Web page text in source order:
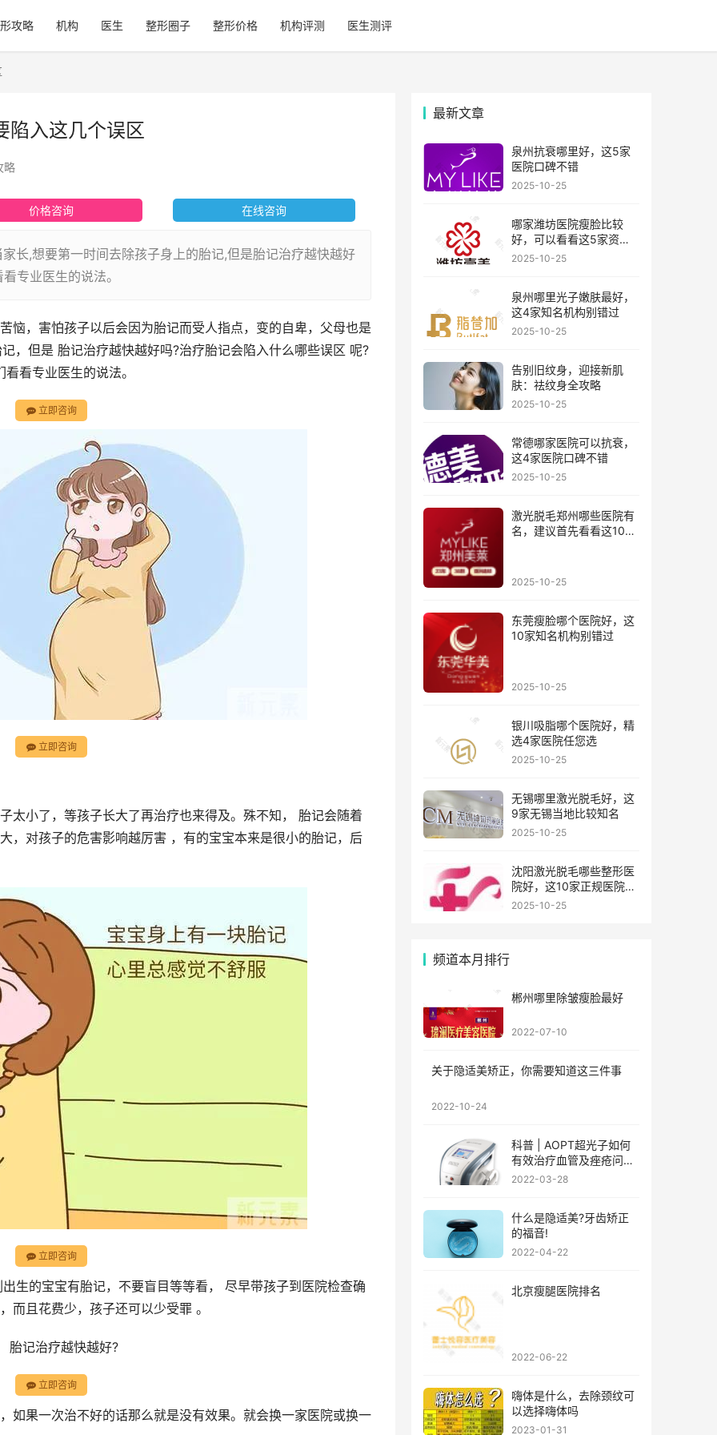
攻略 机构 医生 整形圈子 整形价格 机构评测 医生测评
陷入这几个误区
略
价格咨询 在线咨询
长,想要第一时间去除孩子身上的胎记,但是胎记治疗越快越好
专业医生的说法。
恼，害怕孩子以后会因为胎记而受人指点，变的自卑，父母也是
，但是 胎记治疗越快越好吗?治疗胎记会陷入什么哪些误区 呢?
看看专业医生的说法。
立即咨询
立即咨询
太小了，等孩子长大了再治疗也来得及。殊不知， 胎记会随着
，对孩子的危害影响越厉害 ，有的宝宝本来是很小的胎记，后
立即咨询
生的宝宝有胎记，不要盲目等等看， 尽早带孩子到医院检查确
而且花费少，孩子还可以少受罪 。
胎记治疗越快越好?
立即咨询
如果一次治不好的话那么就是没有效果。就会换一家医院或换一
最新文章
泉州抗衰哪里好，这5家
医院口碑不错
2025-10-25
哪家潍坊医院瘦脸比较
好，可以看看这5家资历
比较老的机构
2025-10-25
泉州哪里光子嫩肤最好，
这4家知名机构别错过
2025-10-25
告别旧纹身，迎接新肌
肤：祛纹身全攻略
2025-10-25
常德哪家医院可以抗衰，
这4家医院口碑不错
2025-10-25
激光脱毛郑州哪些医院有
名，建议首先看看这10家
2025-10-25
东莞瘦脸哪个医院好，这
10家知名机构别错过
2025-10-25
银川吸脂哪个医院好，精
选4家医院任您选
2025-10-25
无锡哪里激光脱毛好，这
9家无锡当地比较知名
2025-10-25
沈阳激光脱毛哪些整形医
院好，这10家正规医院值
得你看看
2025-10-25
频道本月排行
郴州哪里除皱瘦脸最好
2022-07-10
关于隐适美矫正，你需要知道这三件事
2022-10-24
科普 | AOPT超光子如何
有效治疗血管及痤疮问
题?
2022-03-28
什么是隐适美?牙齿矫正
的福音!
2022-04-22
北京瘦腿医院排名
2022-06-22
嗨体是什么，去除颈纹可
以选择嗨体吗
2023-01-31